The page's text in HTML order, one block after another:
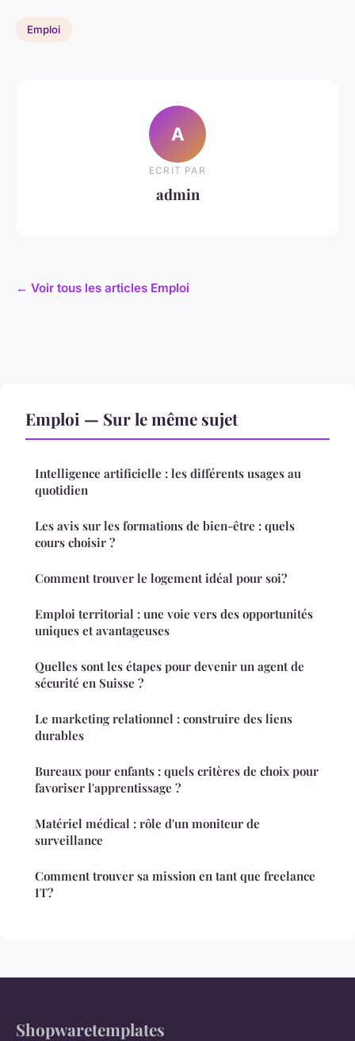
Emploi
A
ECRIT PAR
admin
← Voir tous les articles Emploi
Emploi — Sur le même sujet
Intelligence artificielle : les différents usages au
quotidien
Les avis sur les formations de bien-être : quels
cours choisir ?
Comment trouver le logement idéal pour soi?
Emploi territorial : une voie vers des opportunités
uniques et avantageuses
Quelles sont les étapes pour devenir un agent de
sécurité en Suisse ?
Le marketing relationnel : construire des liens
durables
Bureaux pour enfants : quels critères de choix pour
favoriser l'apprentissage ?
Matériel médical : rôle d'un moniteur de
surveillance
Comment trouver sa mission en tant que freelance
IT?
Shopwaretemplates